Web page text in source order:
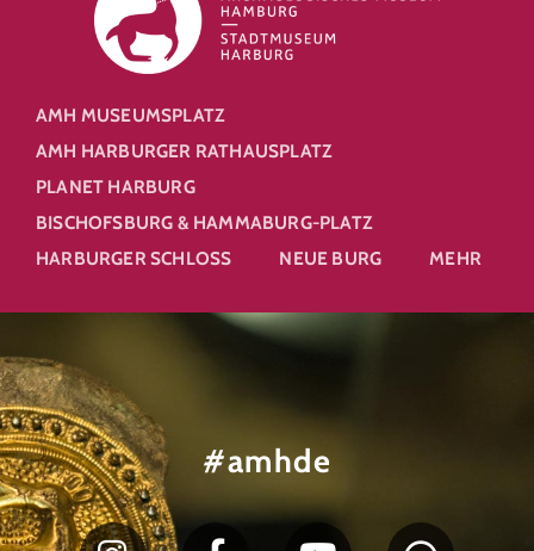
AMH MUSEUMSPLATZ
AMH HARBURGER RATHAUSPLATZ
PLANET HARBURG
BISCHOFSBURG & HAMMABURG-PLATZ
HARBURGER SCHLOSS
NEUE BURG MEHR
#amhde